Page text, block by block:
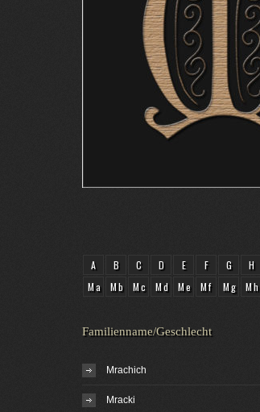
A B C D E F G H
Ma
Mb Mc Md Me Mf Mg Mh
Familienname/Geschlecht
Mrachich
Mracki